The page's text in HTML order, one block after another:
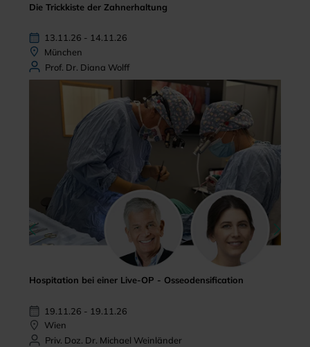
Die Trickkiste der Zahnerhaltung
13.11.26 - 14.11.26
München
Prof. Dr. Diana Wolff
Hospitation bei einer Live-OP - Osseodensification
19.11.26 - 19.11.26
Wien
Priv. Doz. Dr. Michael Weinländer